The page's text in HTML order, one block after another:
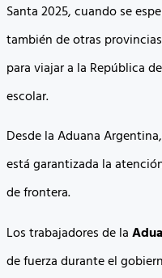
Santa 2025, cuando se
también de otras
para viajar a la República
escolar.
Desde la Aduana
está garantizada la
de frontera.
Los trabajadores de la
de fuerza durante el